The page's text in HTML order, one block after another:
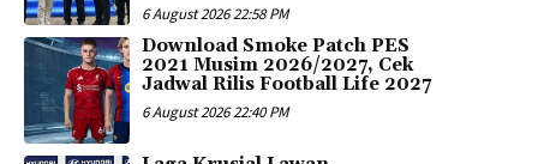
6 August 2026 22:58 PM
Download Smoke Patch PES
2021 Musim 2026/2027, Cek
Jadwal Rilis Football Life 2027
6 August 2026 22:40 PM